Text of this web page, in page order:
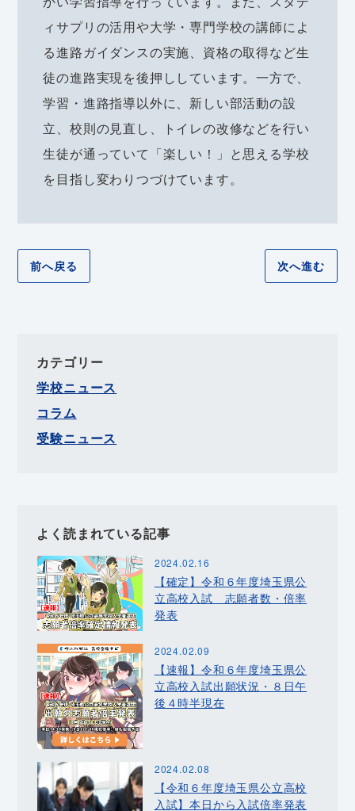
ィサプリの活用や大学・専門学校の講師によ
る進路ガイダンスの実施、資格の取得など生
徒の進路実現を後押ししています。一方で、
学習・進路指導以外に、新しい部活動の設
立、校則の見直し、トイレの改修などを行い
生徒が通っていて「楽しい！」と思える学校
を目指し変わりつづけています。
前へ戻る 次へ進む
カテゴリー
学校ニュース
コラム
受験ニュース
よく読まれている記事
2024.02.16
【確定】令和６年度埼玉県公
立高校入試 志願者数・倍率
発表
2024.02.09
【速報】令和６年度埼玉県公
立高校入試出願状況・８日午
後４時半現在
2024.02.08
【令和６年度埼玉県公立高校
入試】本日から入試倍率発表